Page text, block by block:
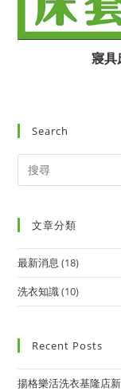
寢具
Search
文章分類
最新消息 (18)
洗衣知識(10)
Recent Posts
揚格樂活洗衣基隆店